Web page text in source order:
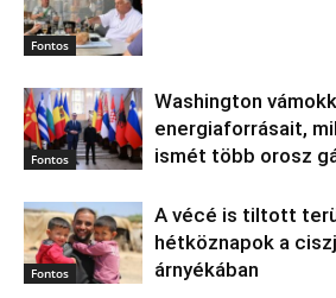
Fontos
Fontos
Washington
energiaforrásait,
ismét több orosz
Fontos
A vécé is tiltott
hétköznapok a
árnyékában